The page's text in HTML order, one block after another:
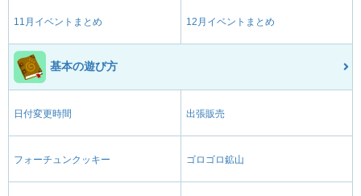
11月イベントまとめ 12月イベントまとめ
基本の遊び方
日付変更時間 出張販売
フォーチュンクッキー ゴロゴロ鉱山